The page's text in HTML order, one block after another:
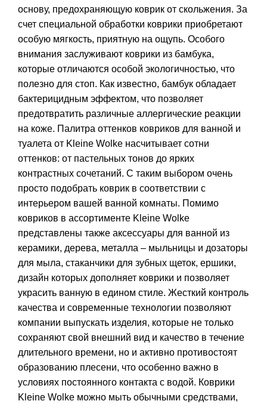
основу, предохраняющую коврик от скольжения. За
счет специальной обработки коврики приобретают
особую мягкость, приятную на ощупь. Особого
внимания заслуживают коврики из бамбука,
которые отличаются особой экологичностью, что
полезно для стоп. Как известно, бамбук обладает
бактерицидным эффектом, что позволяет
предотвратить различные аллергические реакции
на коже. Палитра оттенков ковриков для ванной и
туалета от Kleine Wolke насчитывает сотни
оттенков: от пастельных тонов до ярких
контрастных сочетаний. С таким выбором очень
просто подобрать коврик в соответствии с
интерьером вашей ванной комнаты. Помимо
ковриков в ассортименте Kleine Wolke
представлены также аксессуары для ванной из
керамики, дерева, металла – мыльницы и дозаторы
для мыла, стаканчики для зубных щеток, ершики,
дизайн которых дополняет коврики и позволяет
украсить ванную в едином стиле. Жесткий контроль
качества и современные технологии позволяют
компании выпускать изделия, которые не только
сохраняют свой внешний вид и качество в течение
длительного времени, но и активно противостоят
образованию плесени, что особенно важно в
условиях постоянного контакта с водой. Коврики
Kleine Wolke можно мыть обычными средствами,